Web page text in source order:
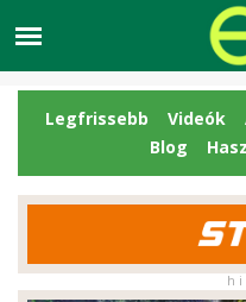
Legfrissebb Videók
Blog
h i